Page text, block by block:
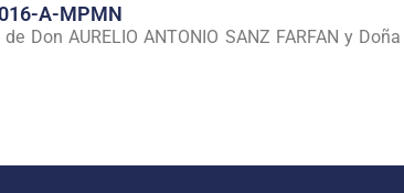
A-MPMN
de Don AURELIO ANTONIO SANZ FARFAN y